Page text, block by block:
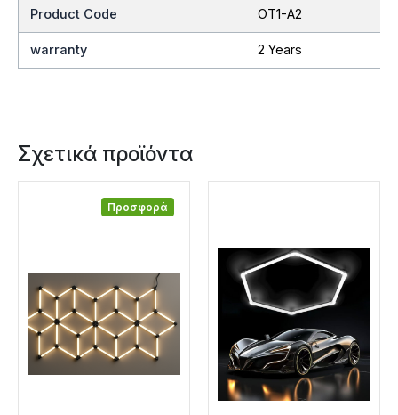
Product Code OT1-A2
warranty 2 Years
Σχετικά προϊόντα
Προσφορά